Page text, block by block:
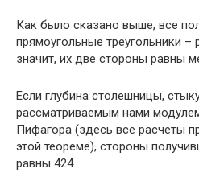
Как было сказано выше, все
прямоугольные треугольники –
значит, их две стороны равны
Если глубина столешницы,
рассматриваемым нами
Пифагора (здесь все расчеты
этой теореме), стороны
равны 424.